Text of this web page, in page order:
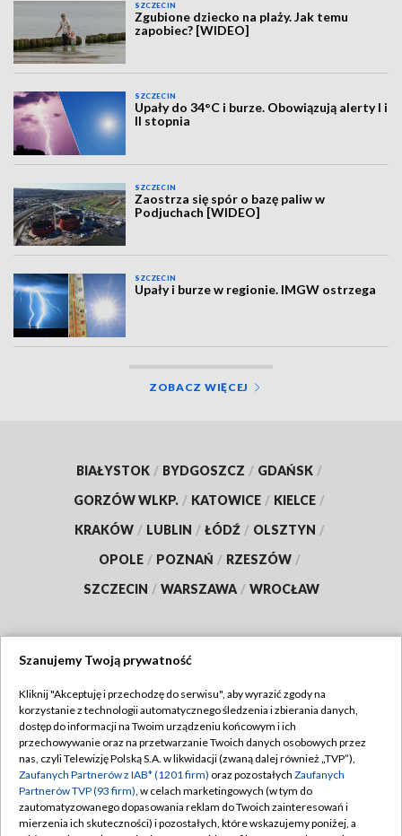
SZCZECIN
Zgubione dziecko na plaży. Jak temu
zapobiec? [WIDEO]
SZCZECIN
Upały do 34°C i burze. Obowiązują alerty I i
II stopnia
SZCZECIN
Zaostrza się spór o bazę paliw w
Podjuchach [WIDEO]
SZCZECIN
Upały i burze w regionie. IMGW ostrzega
ZOBACZ WIĘCEJ
BIAŁYSTOK / BYDGOSZCZ / GDAŃSK /
GORZÓW WLKP. / KATOWICE / KIELCE /
KRAKÓW / LUBLIN / ŁÓDŹ / OLSZTYN /
OPOLE / POZNAŃ / RZESZÓW /
SZCZECIN / WARSZAWA / WROCŁAW
TVP
Abonament TVP
Emisja w TVP
Centrum informacji TVP
Naziemna Telewizja Cyfrowa
Regulamin TVP
Polityka prywatności
Moje zgody
Szanujemy Twoją prywatność
Kliknij "Akceptuję i przechodzę do serwisu", aby wyrazić zgody na
korzystanie z technologii automatycznego śledzenia i zbierania danych,
dostęp do informacji na Twoim urządzeniu końcowym i ich
przechowywanie oraz na przetwarzanie Twoich danych osobowych przez
nas, czyli Telewizję Polską S.A. w likwidacji (zwaną dalej również „TVP”),
Zaufanych Partnerów z IAB* (1201 firm) oraz pozostałych Zaufanych
Partnerów TVP (93 firm), w celach marketingowych (w tym do
zautomatyzowanego dopasowania reklam do Twoich zainteresowań i
mierzenia ich skuteczności) i pozostałych, które wskazujemy poniżej, a